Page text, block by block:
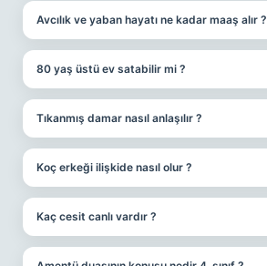
Avcılık ve yaban hayatı ne kadar maaş alır ?
80 yaş üstü ev satabilir mi ?
Tıkanmış damar nasıl anlaşılır ?
Koç erkeği ilişkide nasıl olur ?
Kaç cesit canlı vardır ?